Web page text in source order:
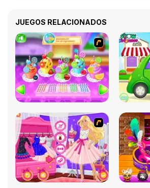
JUEGOS RELACIONADOS